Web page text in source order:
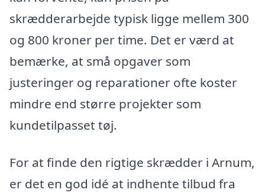
skrædderarbejde typisk ligge mellem 300
og 800 kroner per time. Det er værd at
bemærke, at små opgaver som
justeringer og reparationer ofte koster
mindre end større projekter som
kundetilpasset tøj.
For at finde den rigtige skrædder i Arnum,
er det en god idé at indhente tilbud fra